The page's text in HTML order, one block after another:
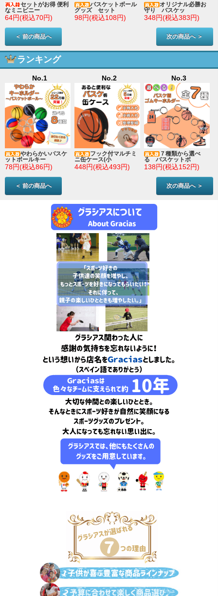
セットがお得 便利
なミニビニー
64円(税込70円)
バスケットボール
グッズ セット
98円(税込108円)
オリジナル必勝お
守り バスケッ
348円(税込383円)
＜ 前の商品へ 次の商品へ ＞
ランキング
No.1
やわらかいバスケ
ットボールキー
78円(税込86円)
No.2
フック付マルチミ
ニ缶ケース(小
448円(税込493円)
No.3
７種類から選べ
る バスケットボ
138円(税込152円)
＜ 前の商品へ 次の商品へ ＞